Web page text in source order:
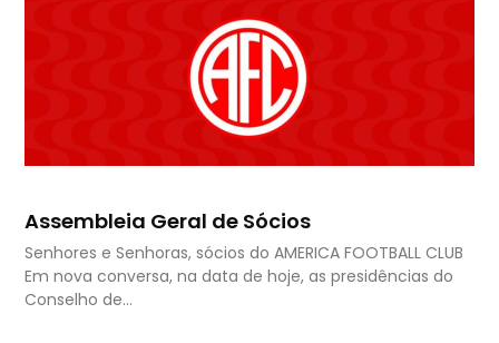
Assembleia Geral de Sócios
Senhores e Senhoras, sócios do AMERICA FOOTBALL CLUB
Em nova conversa, na data de hoje, as presidências do
Conselho de…